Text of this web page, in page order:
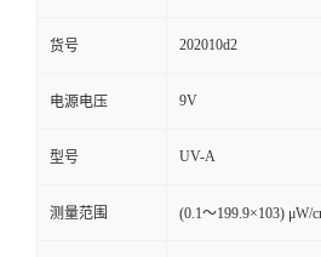
言
货号 202010d2
电源电压 9V
型号 UV-A
测量范围 (0.1～199.9×103) μW/